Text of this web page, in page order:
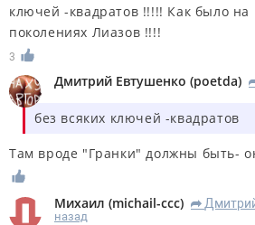
ключей -квадратов !!!!! Как было
поколениях Лиазов !!!!
3
Дмитрий Евтушенко (poetda)
без всяких ключей -квадратов
Там вроде "Гранки" должны быть-
Михаил (michail-ccc) R
назад